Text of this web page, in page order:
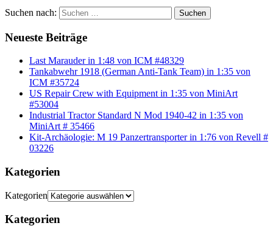
Suchen nach: Suchen
Neueste Beiträge
Last Marauder in 1:48 von ICM #48329
Tankabwehr 1918 (German Anti-Tank Team) in 1:35 von
ICM #35724
US Repair Crew with Equipment in 1:35 von MiniArt
#53004
Industrial Tractor Standard N Mod 1940-42 in 1:35 von
MiniArt # 35466
Kit-Archäologie: M 19 Panzertransporter in 1:76 von Revell #
03226
Kategorien
Kategorien
Kategorien